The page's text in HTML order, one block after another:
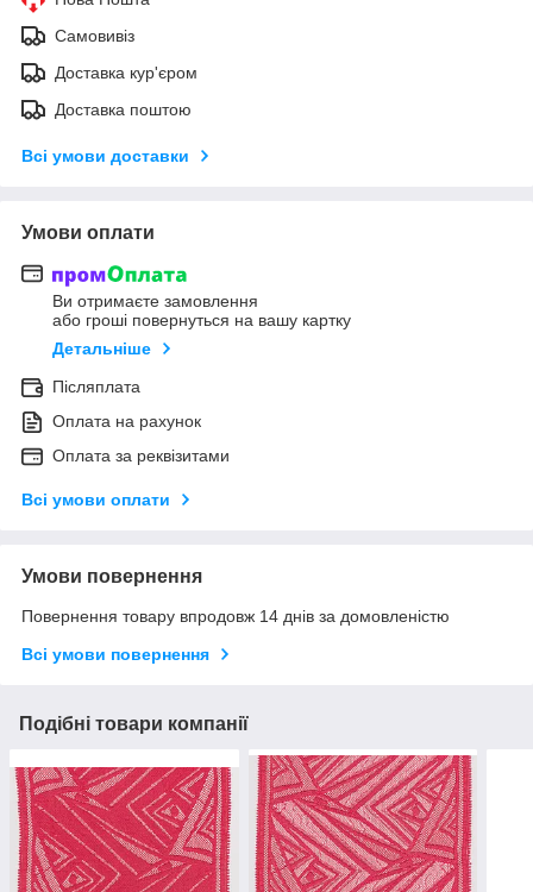
Самовивіз
Доставка кур'єром
Доставка поштою
Всі умови доставки
Умови оплати
Ви отримаєте замовлення
або гроші повернуться на вашу картку
Детальніше
Післяплата
Оплата на рахунок
Оплата за реквізитами
Всі умови оплати
Умови повернення
Повернення товару впродовж 14 днів за домовленістю
Всі умови повернення
Подібні товари компанії